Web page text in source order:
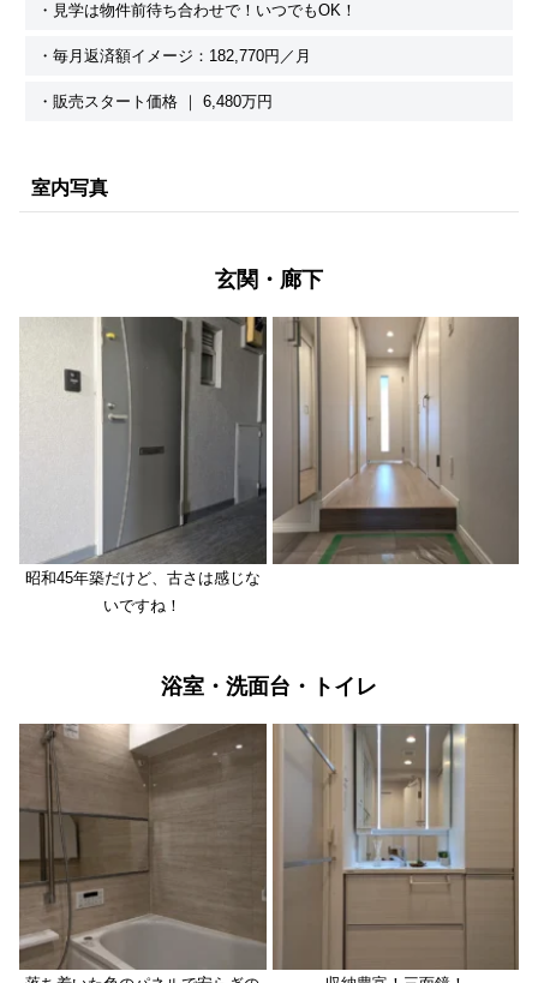
・見学は物件前待ち合わせで！いつでもOK！
・毎月返済額イメージ：182,770円／月
・販売スタート価格 ｜ 6,480万円
室内写真
玄関・廊下
昭和45年築だけど、古さは感じな
いですね！
浴室・洗面台・トイレ